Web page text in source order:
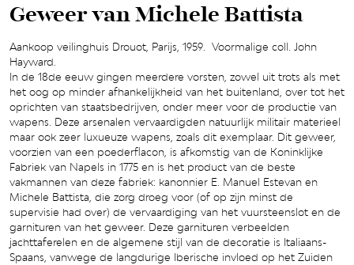
Geweer van Michele Battista
Aankoop veilinghuis Drouot, Parijs, 1959. Voormalige coll. John
Hayward.
In de 18de eeuw gingen meerdere vorsten, zowel uit trots als met
het oog op minder afhankelijkheid van het buitenland, over tot het
oprichten van staatsbedrijven, onder meer voor de productie van
wapens. Deze arsenalen vervaardigden natuurlijk militair materieel
maar ook zeer luxueuze wapens, zoals dit exemplaar. Dit geweer,
voorzien van een poederflacon, is afkomstig van de Koninklijke
Fabriek van Napels in 1775 en is het product van de beste
vakmannen van deze fabriek: kanonnier E. Manuel Estevan en
Michele Battista, die zorg droeg voor (of op zijn minst de
supervisie had over) de vervaardiging van het vuursteenslot en de
garnituren van het geweer. Deze garnituren verbeelden
jachttaferelen en de algemene stijl van de decoratie is Italiaans-
Spaans, vanwege de langdurige Iberische invloed op het Zuiden